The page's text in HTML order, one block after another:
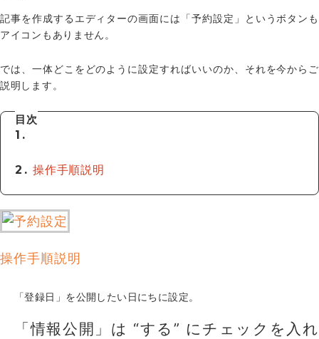
記事を作成するエディターの画面には「予約設定 」というボタンも
アイコンもありません。
では、一体どこをどのように設定すればいいのか、それを今からご
説明します。
目次
操作手順説明
操作手順説明
「登録日」を公開したい日にちに設定。
「情報公開」は “する” にチェックを入れ